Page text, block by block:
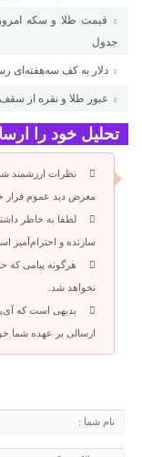
جدول
دلار به کف سه‌هفته‌ای
عبور طلا و نقره از
تحلیل خود را
نظرات ارزشمند
معرض دید عموم قرار
لطفا به خاطر
سازنده و احترام‌آمیز
هرگونه پیامی که
نخواهد شد.
بدیهی است که
ارسالی بر عهده شما